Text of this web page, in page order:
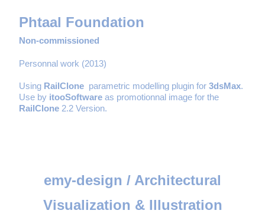
Phtaal Foundation
Non-commissioned
Personnal work (2013)
Using RailClone parametric modelling plugin for 3dsMax.
Use by itooSoftware as promotionnal image for the
RailClone 2.2 Version.
emy-design / Architectural
Visualization & Illustration